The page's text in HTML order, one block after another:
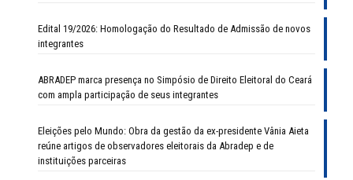
Edital 19/2026: Homologação do Resultado de Admissão de novos
integrantes
ABRADEP marca presença no Simpósio de Direito Eleitoral do Ceará
com ampla participação de seus integrantes
Eleições pelo Mundo: Obra da gestão da ex-presidente Vânia Aieta
reúne artigos de observadores eleitorais da Abradep e de
instituições parceiras